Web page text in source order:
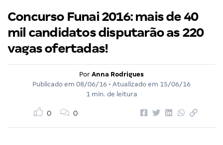
Concurso Funai 2016: mais de 40
mil candidatos disputarão as 220
vagas ofertadas!
Por Anna Rodrigues
Publicado em 08/06/16 • Atualizado em 15/06/16
1 min. de leitura
0 0